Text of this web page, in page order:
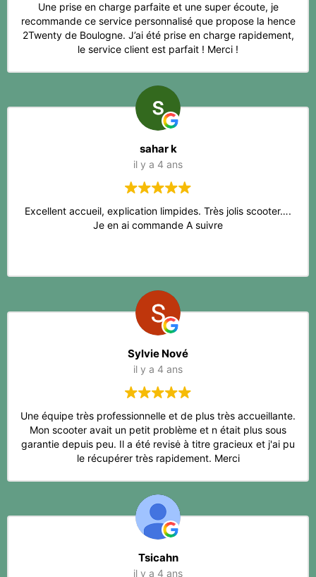
Une prise en charge parfaite et une super écoute, je
recommande ce service personnalisé que propose la hence
2Twenty de Boulogne. J’ai été prise en charge rapidement,
le service client est parfait ! Merci !
sahar k
il y a 4 ans
Excellent accueil, explication limpides. Très jolis scooter….
Je en ai commande A suivre
Sylvie Nové
il y a 4 ans
Une équipe très professionnelle et de plus très accueillante.
Mon scooter avait un petit problème et n était plus sous
garantie depuis peu. Il a été revisė à titre gracieux et j'ai pu
le récupérer très rapidement. Merci
Tsicahn
il y a 4 ans